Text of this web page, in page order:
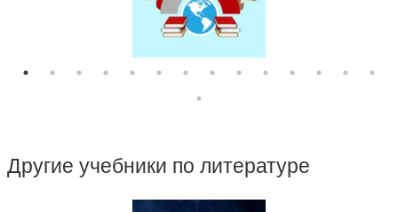
Другие учебники по литературе